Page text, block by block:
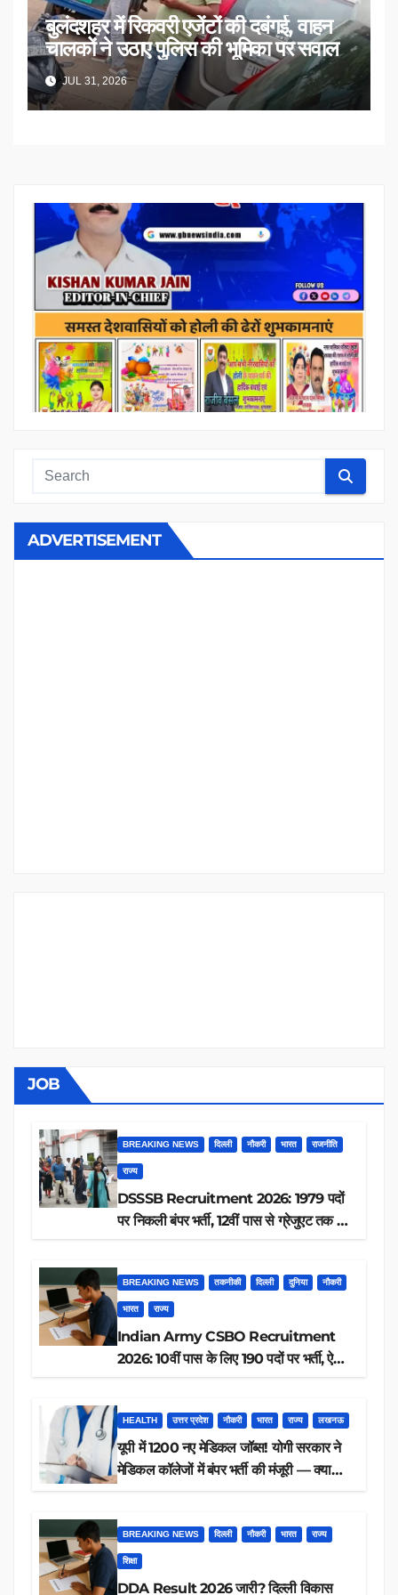
बुलंदशहर में रिकवरी एजेंटों की दबंगई, वाहन
चालकों ने उठाए पुलिस की भूमिका पर सवाल
JUL 31, 2026
ADVERTISEMENT
JOB
BREAKING NEWS दिल्ली नौकरी भारत राजनीति
राज्य
DSSSB Recruitment 2026: 1979 पदों
पर निकली बंपर भर्ती, 12वीं पास से ग्रेजुएट तक करें
BREAKING NEWS तकनीकी दिल्ली दुनिया नौकरी
भारत राज्य
Indian Army CSBO Recruitment
2026: 10वीं पास के लिए 190 पदों पर भर्ती, ऐसे
HEALTH उत्तर प्रदेश नौकरी भारत राज्य लखनऊ
यूपी में 1200 नए मेडिकल जॉब्स! योगी सरकार ने
मेडिकल कॉलेजों में बंपर भर्ती की मंजूरी — क्या
BREAKING NEWS दिल्ली नौकरी भारत राज्य
शिक्षा
DDA Result 2026 जारी? दिल्ली विकास